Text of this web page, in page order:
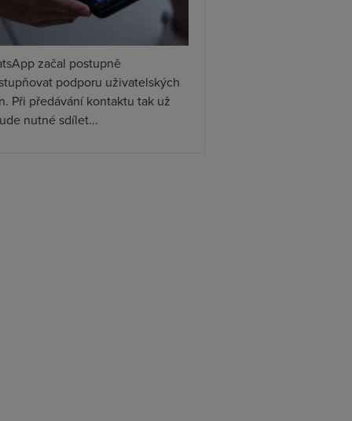
začal postupně
podporu uživatelských
Při předávání kontaktu tak už
nutné sdílet...